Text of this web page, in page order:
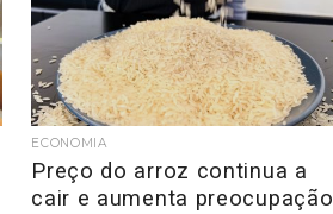
ECONOMIA
Preço do arroz continua a
cair e aumenta preocupação